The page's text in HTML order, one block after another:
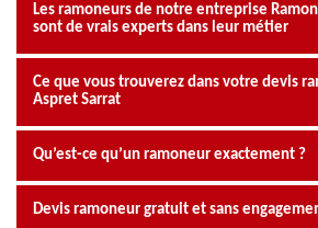
Les ramoneurs de notre entreprise
sont de vrais experts dans leur métier
Ce que vous trouverez dans votre devis
Aspret Sarrat
Qu’est-ce qu’un ramoneur exactement ?
Devis ramoneur gratuit et sans